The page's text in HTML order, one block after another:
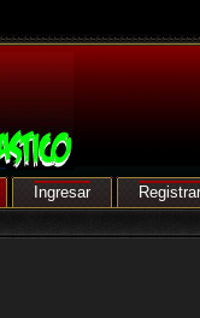
Ingresar